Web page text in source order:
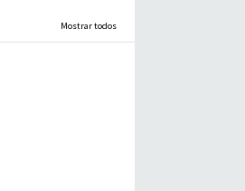
Mostrar todos